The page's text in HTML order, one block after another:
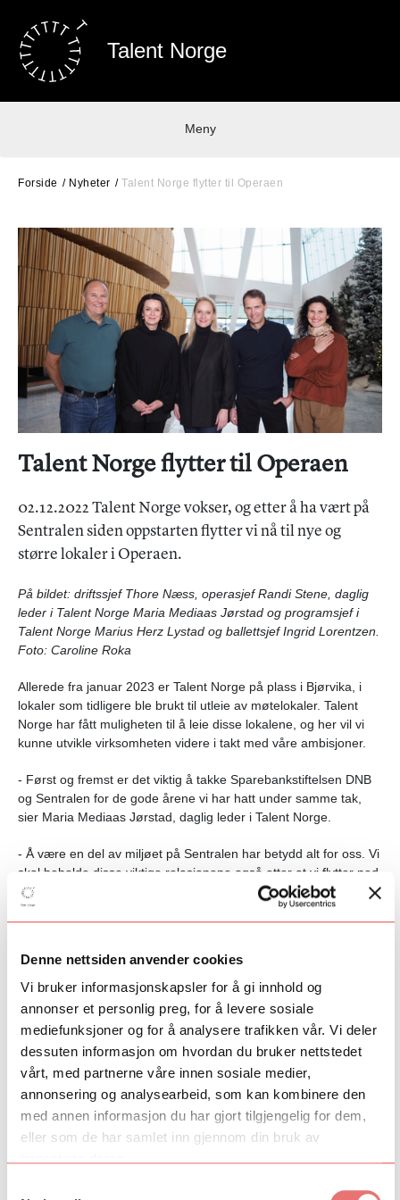
Denne nettsiden anvender cookies
Vi bruker informasjonskapsler for å gi innhold og
annonser et personlig preg, for å levere sosiale
mediefunksjoner og for å analysere trafikken vår. Vi deler
dessuten informasjon om hvordan du bruker nettstedet
vårt, med partnerne våre innen sosiale medier,
annonsering og analysearbeid, som kan kombinere den
med annen informasjon du har gjort tilgjengelig for dem,
eller som de har samlet inn gjennom din bruk av
Talent Norge
Meny
Forside Nyheter Talent Norge flytter til Operaen
Talent Norge flytter til Operaen
02.12.2022 Talent Norge vokser, og etter å ha vært på
Sentralen siden oppstarten flytter vi nå til nye og
større lokaler i Operaen.
På bildet: driftssjef Thore Næss, operasjef Randi Stene, daglig
leder i Talent Norge Maria Mediaas Jørstad og programsjef i
Talent Norge Marius Herz Lystad og ballettsjef Ingrid Lorentzen.
Foto: Caroline Roka
Allerede fra januar 2023 er Talent Norge på plass i Bjørvika, i
lokaler som tidligere ble brukt til utleie av møtelokaler. Talent
Norge har fått muligheten til å leie disse lokalene, og her vil vi
kunne utvikle virksomheten videre i takt med våre ambisjoner.
- Først og fremst er det viktig å takke Sparebankstiftelsen DNB
og Sentralen for de gode årene vi har hatt under samme tak,
sier Maria Mediaas Jørstad, daglig leder i Talent Norge.
- Å være en del av miljøet på Sentralen har betydd alt for oss. Vi
skal beholde disse viktige relasjonene også etter at vi flytter ned
til Operaen. Det kompetente og entusiastiske miljøet på
Sentralen har vært en forutsetning for veksten vi har hatt. Men
tilsvarende det Olympiatoppen er for idretten. I Operaen kan vi
vokse videre, og her finnes det lokaler som gir oss noen nye og
helt unike muligheter. Å komme tett på de fasilitetene, inkludert
en fantastisk scene, er noe vi ser frem til.
Geir Bergkastet er administrerende direktør ved Den Norske
Opera og Ballett. Han er strålende fornøyd med å få Talent
Norge inn i det ikoniske kulturbygget i Bjørvika.